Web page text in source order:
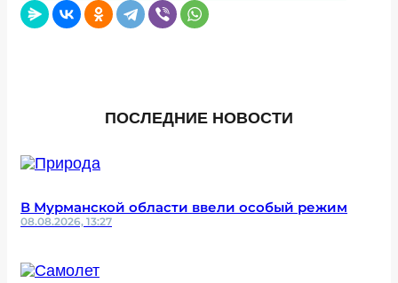
ПОСЛЕДНИЕ НОВОСТИ
В Мурманской области ввели особый режим
08.08.2026, 13:27